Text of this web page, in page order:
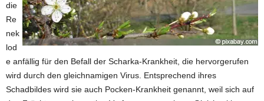
die
Re
nek
lod
e anfällig für den Befall der Scharka-Krankheit, die hervorgerufen
wird durch den gleichnamigen Virus. Entsprechend ihres
Schadbildes wird sie auch Pocken-Krankheit genannt, weil sich auf